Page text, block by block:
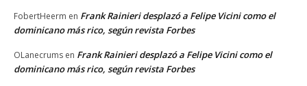
FobertHeerm en Frank Rainieri desplazó a Felipe Vicini como el
dominicano más rico, según revista Forbes
OLanecrums en Frank Rainieri desplazó a Felipe Vicini como el
dominicano más rico, según revista Forbes